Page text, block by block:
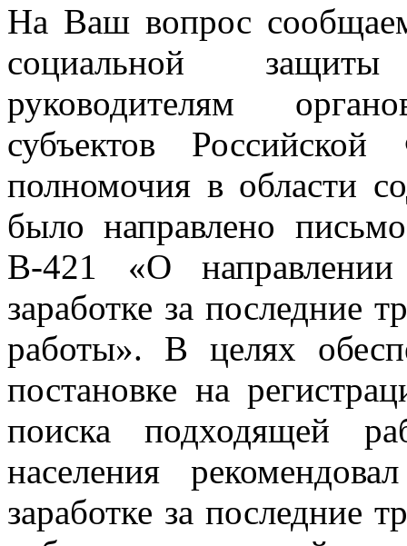
На Ваш вопрос
социальной
руководителям
субъектов
полномочия в области
было направлено
В-421 «О
заработке за последние
работы». В целях
постановке на
поиска подходящей
населения
заработке за последние